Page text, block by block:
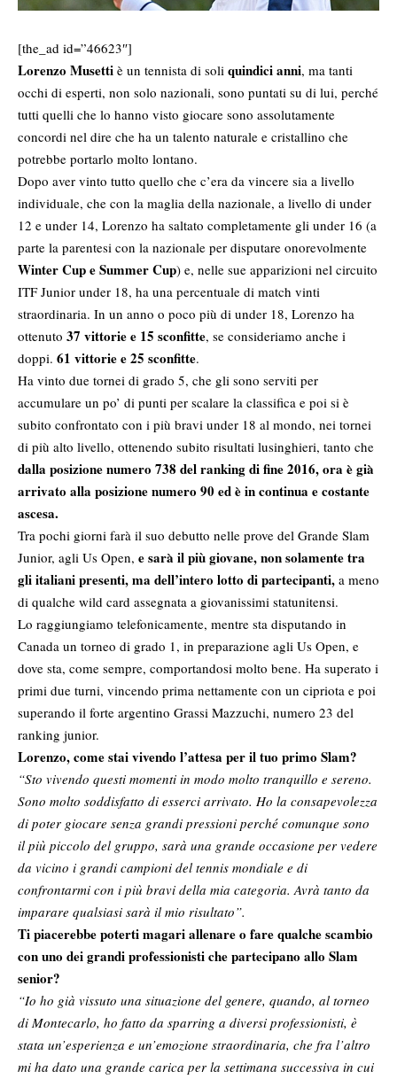
[the_ad id=”46623″]
Lorenzo Musetti è un tennista di soli quindici anni, ma tanti
occhi di esperti, non solo nazionali, sono puntati su di lui, perché
tutti quelli che lo hanno visto giocare sono assolutamente
concordi nel dire che ha un talento naturale e cristallino che
potrebbe portarlo molto lontano.
Dopo aver vinto tutto quello che c’era da vincere sia a livello
individuale, che con la maglia della nazionale, a livello di under
12 e under 14, Lorenzo ha saltato completamente gli under 16 (a
parte la parentesi con la nazionale per disputare onorevolmente
Winter Cup e Summer Cup) e, nelle sue apparizioni nel circuito
ITF Junior under 18, ha una percentuale di match vinti
straordinaria. In un anno o poco più di under 18, Lorenzo ha
ottenuto 37 vittorie e 15 sconfitte, se consideriamo anche i
doppi. 61 vittorie e 25 sconfitte.
Ha vinto due tornei di grado 5, che gli sono serviti per
accumulare un po’ di punti per scalare la classifica e poi si è
subito confrontato con i più bravi under 18 al mondo, nei tornei
di più alto livello, ottenendo subito risultati lusinghieri, tanto che
dalla posizione numero 738 del ranking di fine 2016, ora è già
arrivato alla posizione numero 90 ed è in continua e costante
ascesa.
Tra pochi giorni farà il suo debutto nelle prove del Grande Slam
Junior, agli Us Open, e sarà il più giovane, non solamente tra
gli italiani presenti, ma dell’intero lotto di partecipanti, a meno
di qualche wild card assegnata a giovanissimi statunitensi.
Lo raggiungiamo telefonicamente, mentre sta disputando in
Canada un torneo di grado 1, in preparazione agli Us Open, e
dove sta, come sempre, comportandosi molto bene. Ha superato i
primi due turni, vincendo prima nettamente con un cipriota e poi
superando il forte argentino Grassi Mazzuchi, numero 23 del
ranking junior.
Lorenzo, come stai vivendo l’attesa per il tuo primo Slam?
“Sto vivendo questi momenti in modo molto tranquillo e sereno.
Sono molto soddisfatto di esserci arrivato. Ho la consapevolezza
di poter giocare senza grandi pressioni perché comunque sono
il più piccolo del gruppo, sarà una grande occasione per vedere
da vicino i grandi campioni del tennis mondiale e di
confrontarmi con i più bravi della mia categoria. Avrà tanto da
imparare qualsiasi sarà il mio risultato”.
Ti piacerebbe poterti magari allenare o fare qualche scambio
con uno dei grandi professionisti che partecipano allo Slam
senior?
“Io ho già vissuto una situazione del genere, quando, al torneo
di Montecarlo, ho fatto da sparring a diversi professionisti, è
stata un’esperienza e un’emozione straordinaria, che fra l’altro
mi ha dato una grande carica per la settimana successiva in cui